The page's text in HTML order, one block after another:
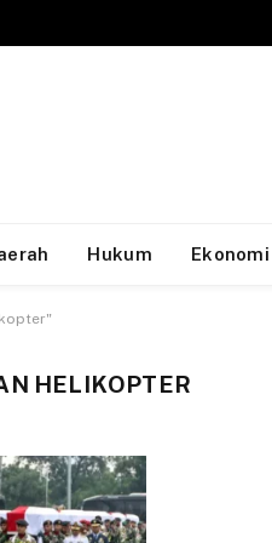
Hukum Ekonomi
HELIKOPTER